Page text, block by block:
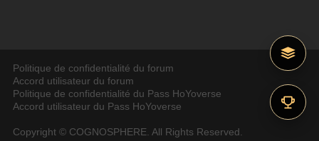
Politique de confidentialité du forum
Accord utilisateur du forum
Politique de confidentialité du Pass HoYoverse
Accord utilisateur du Pass HoYoverse
Copyright © COGNOSPHERE. All Rights Reserved.